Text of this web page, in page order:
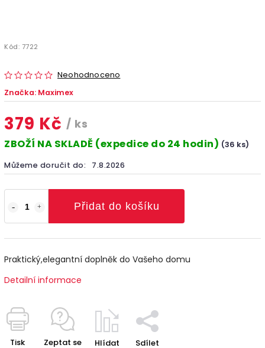
Kód: 7722
Neohodnoceno
Značka: Maximex
379 Kč / ks
ZBOŽÍ NA SKLADĚ (expedice do 24 hodin) (36 ks)
Můžeme doručit do: 7.8.2026
Přidat do košíku
Praktický,elegantní doplněk do Vašeho domu
Detailní informace
Tisk Zeptat se Hlídat Sdílet